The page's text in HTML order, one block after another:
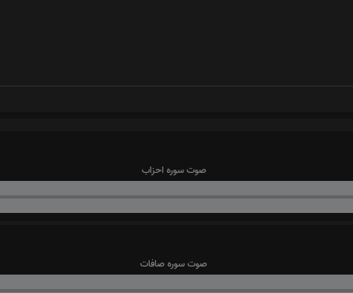
صوت سوره احزاب
صوت سوره صافات